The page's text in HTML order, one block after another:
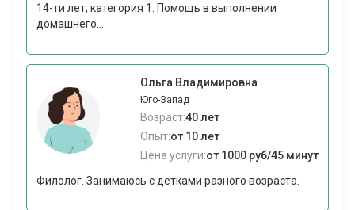
14-ти лет, категория 1. Помощь в выполнении
домашнего...
Ольга Владимировна
Юго-Запад
Возраст:40 лет
Опыт:от 10 лет
Цена услуги:от 1000 руб/45 минут
Филолог. Занимаюсь с детками разного возраста.